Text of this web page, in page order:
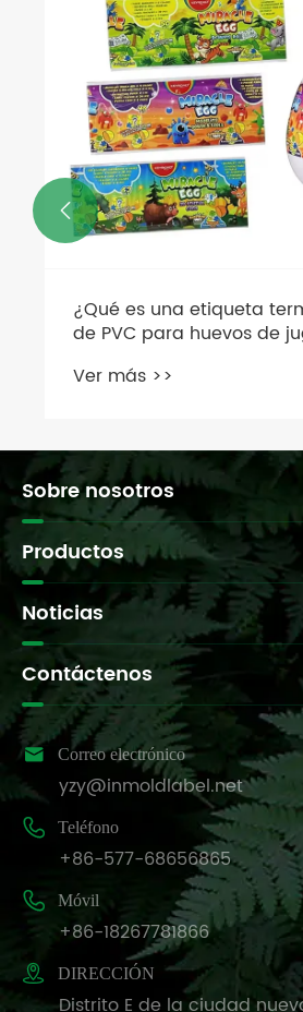
¿Qué es una etiqueta
de PVC para huevos de
Ver más >>

Sobre nosotros
Productos
Noticias
Contáctenos
 Correo electrónico
yzy@inmoldlabel.net
 Teléfono
+86-577-68656865
 Móvil
+86-18267781866
 DIRECCIÓN
Distrito E de la ciudad